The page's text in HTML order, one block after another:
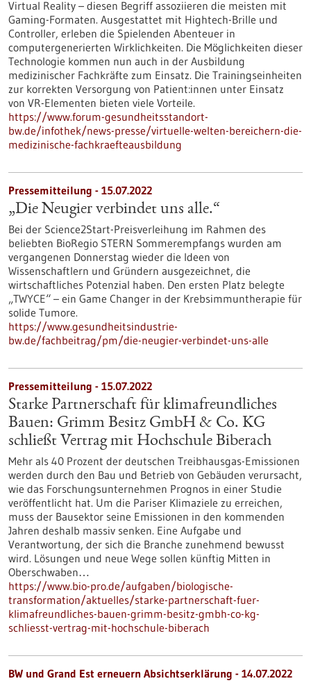
Virtual Reality – diesen Begriff assoziieren die meisten mit
Gaming-Formaten. Ausgestattet mit Hightech-Brille und
Controller, erleben die Spielenden Abenteuer in
computergenerierten Wirklichkeiten. Die Möglichkeiten dieser
Technologie kommen nun auch in der Ausbildung
medizinischer Fachkräfte zum Einsatz. Die Trainingseinheiten
zur korrekten Versorgung von Patient:innen unter Einsatz
von VR-Elementen bieten viele Vorteile.
https://www.forum-gesundheitsstandort-
bw.de/infothek/news-presse/virtuelle-welten-bereichern-die-
medizinische-fachkraefteausbildung
Pressemitteilung - 15.07.2022
„Die Neugier verbindet uns alle.“
Bei der Science2Start-Preisverleihung im Rahmen des
beliebten BioRegio STERN Sommerempfangs wurden am
vergangenen Donnerstag wieder die Ideen von
Wissenschaftlern und Gründern ausgezeichnet, die
wirtschaftliches Potenzial haben. Den ersten Platz belegte
„TWYCE“ – ein Game Changer in der Krebsimmuntherapie für
solide Tumore.
https://www.gesundheitsindustrie-
bw.de/fachbeitrag/pm/die-neugier-verbindet-uns-alle
Pressemitteilung - 15.07.2022
Starke Partnerschaft für klimafreundliches
Bauen: Grimm Besitz GmbH & Co. KG
schließt Vertrag mit Hochschule Biberach
Mehr als 40 Prozent der deutschen Treibhausgas-Emissionen
werden durch den Bau und Betrieb von Gebäuden verursacht,
wie das Forschungsunternehmen Prognos in einer Studie
veröffentlicht hat. Um die Pariser Klimaziele zu erreichen,
muss der Bausektor seine Emissionen in den kommenden
Jahren deshalb massiv senken. Eine Aufgabe und
Verantwortung, der sich die Branche zunehmend bewusst
wird. Lösungen und neue Wege sollen künftig Mitten in
Oberschwaben…
https://www.bio-pro.de/aufgaben/biologische-
transformation/aktuelles/starke-partnerschaft-fuer-
klimafreundliches-bauen-grimm-besitz-gmbh-co-kg-
schliesst-vertrag-mit-hochschule-biberach
BW und Grand Est erneuern Absichtserklärung - 14.07.2022